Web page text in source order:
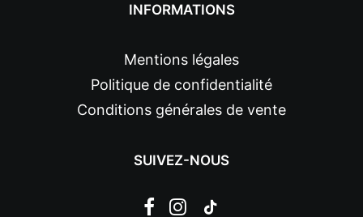
INFORMATIONS
Mentions légales
Politique de confidentialité
Conditions générales de vente
SUIVEZ-NOUS